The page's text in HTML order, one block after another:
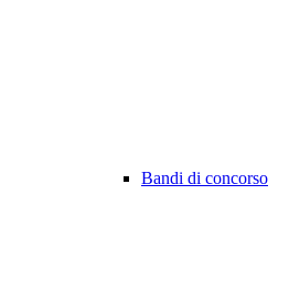
Bandi di concorso